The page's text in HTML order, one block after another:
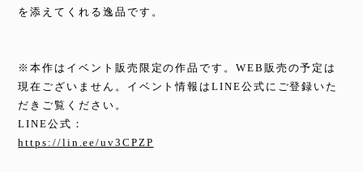
を添えてくれる逸品です。
※本作はイベント販売限定の作品です。WEB販売の予定は
現在ございません。イベント情報はLINE公式にご登録いた
だきご覧ください。
LINE公式：
https://lin.ee/uv3CPZP